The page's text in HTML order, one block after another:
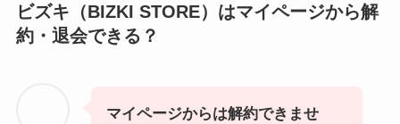
ビズキ（BIZKI STORE）はマイページから解
約・退会できる？
マイページからは解約できませ